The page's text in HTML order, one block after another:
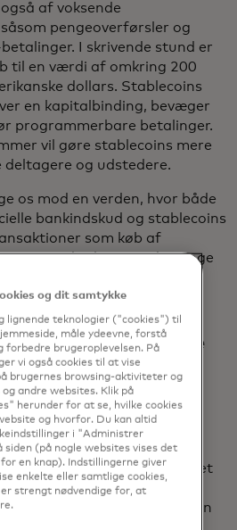
af voksende
pengeoverførsler og
I skrivende stund er
til en værdi af omkring 200
dollars. Stablecoins
en kapitalbinding, bevæger
programmerbare betalinger.
vil gøre stablecoins mere
og udstedere.
os mod en verden, hvor både
bankindskud og stablecoins
som køb af
med tokeniserede penge
via stablecoins.
banker og andre
lys til at indføre
holdning blev vendt på
af præsident Trump, der
første "kryptopræsident". Det
and Exchange
anden hele dag lancerede en
og dit samtykke
lignende teknologier ("cookies") til
måle ydeevne, forstå
forbedre brugeroplevelsen. På
vi også cookies til at vise
brugernes browsing-aktiviteter og
andre websites. Klik på
herunder for at se, hvilke cookies
og hvorfor. Du kan altid
i "Administrer
siden (på nogle websites vises det
en knap). Indstillingerne giver
enkelte eller samtlige cookies,
strengt nødvendige for, at